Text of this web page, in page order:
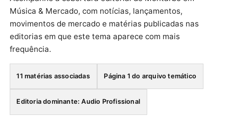
Música & Mercado, com notícias, lançamentos,
movimentos de mercado e matérias publicadas nas
editorias em que este tema aparece com mais
frequência.
11 matérias associadas Página 1 do arquivo temático
Editoria dominante: Audio Profissional